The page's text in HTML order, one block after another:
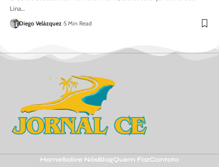
Lina…
Diego Velázquez 5 Min Read
HomeSobre NósBlogQuem FazContato